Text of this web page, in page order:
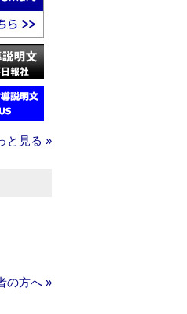
と見る »
の方へ »